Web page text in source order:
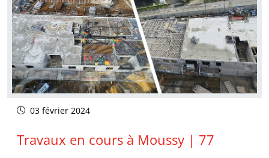
03 février 2024
Travaux en cours à Moussy | 77